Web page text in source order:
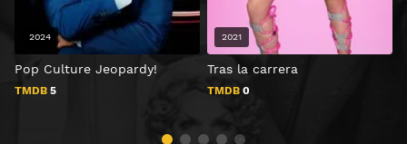
Pop Culture Jeopardy!
TMDB 5
2024
Tras la carrera
TMDB 0
2021